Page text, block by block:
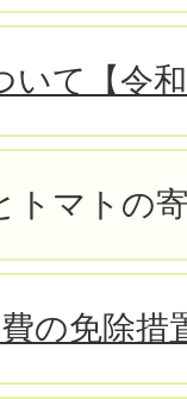
いて【令
トマトの
の免除措